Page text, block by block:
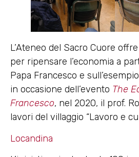
L’Ateneo del Sacro Cuore
per ripensare l’economia a
Papa Francesco e
in occasione dell’evento The
Francesco, nel 2020, il prof.
lavori del villaggio “Lavoro e
Locandina